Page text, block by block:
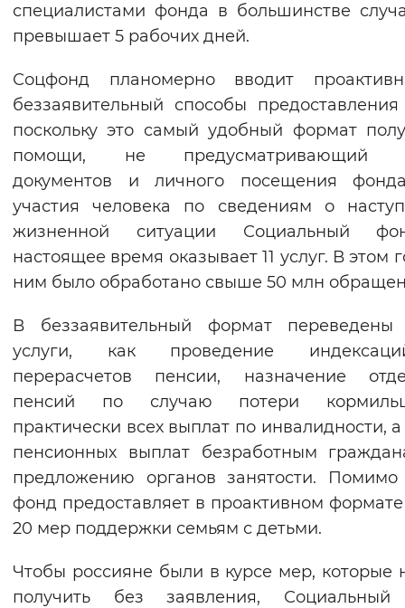
специалистами фонда в большинстве
превышает 5 рабочих дней.
Соцфонд планомерно вводит
беззаявительный способы предоставления
поскольку это самый удобный формат
помощи, не предусматривающий
документов и личного посещения
участия человека по сведениям о
жизненной ситуации Социальный
настоящее время оказывает 11 услуг. В этом
ним было обработано свыше 50 млн
В беззаявительный формат переведены
услуги, как проведение
перерасчетов пенсии, назначение
пенсий по случаю потери
практически всех выплат по инвалидности,
пенсионных выплат безработным
предложению органов занятости. Помимо
фонд предоставляет в проактивном
20 мер поддержки семьям с детьми.
Чтобы россияне были в курсе мер, которые
получить без заявления,